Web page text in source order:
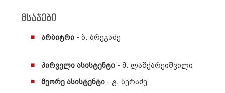
მსაჯები
არბიტრი - ბ. ბრეგაძე
პირველი ასისტენტი - მ. ლაშქარეიშვილი
მეორე ასისტენტი - გ. ბერაძე